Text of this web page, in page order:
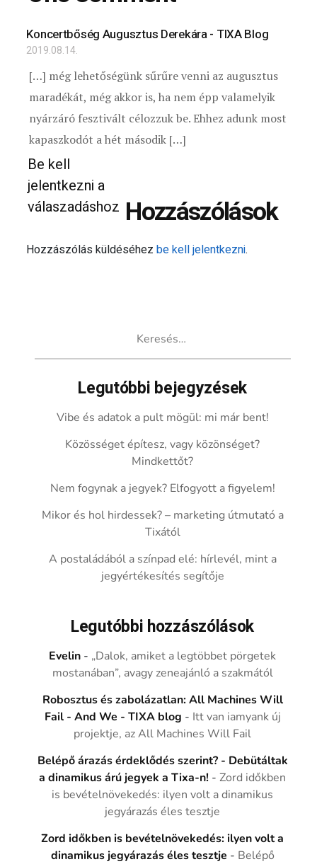
Koncertbőség Augusztus Derekára - TIXA Blog
2019.08.14.
[…] még lehetőségünk sűrűre venni az augusztus
maradékát, még akkor is, ha nem épp valamelyik
nyárzáró fesztivált célozzuk be. Ehhez adunk most
kapaszkodót a hét második […]
Be kell
jelentkezni a
válaszadáshoz Hozzászólások
Hozzászólás küldéséhezbe kell jelentkezni.
Legutóbbi bejegyzések
Vibe és adatok a pult mögül: mi már bent!
Közösséget építesz, vagy közönséget?
Mindkettőt?
Nem fogynak a jegyek? Elfogyott a figyelem!
Mikor és hol hirdessek? – marketing útmutató a
Tixától
A postaládából a színpad elé: hírlevél, mint a
jegyértékesítés segítője
Legutóbbi hozzászólások
Evelin - „Dalok, amiket a legtöbbet pörgetek
mostanában”, avagy zeneajánló a szakmától
Robosztus és zabolázatlan: All Machines Will
Fail - And We - TIXA blog - Itt van iamyank új
projektje, az All Machines Will Fail
Belépő árazás érdeklődés szerint? - Debütáltak
a dinamikus árú jegyek a Tixa-n! -Zord időkben
is bevételnövekedés: ilyen volt a dinamikus
jegyárazás éles tesztje
Zord időkben is bevételnövekedés: ilyen volt a
dinamikus jegyárazás éles tesztje - Belépő